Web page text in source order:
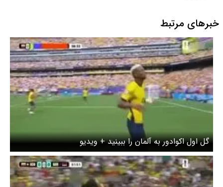
خبرهای مرتبط
گل اول اکوادور به آلمان را ببینید + ویدیو